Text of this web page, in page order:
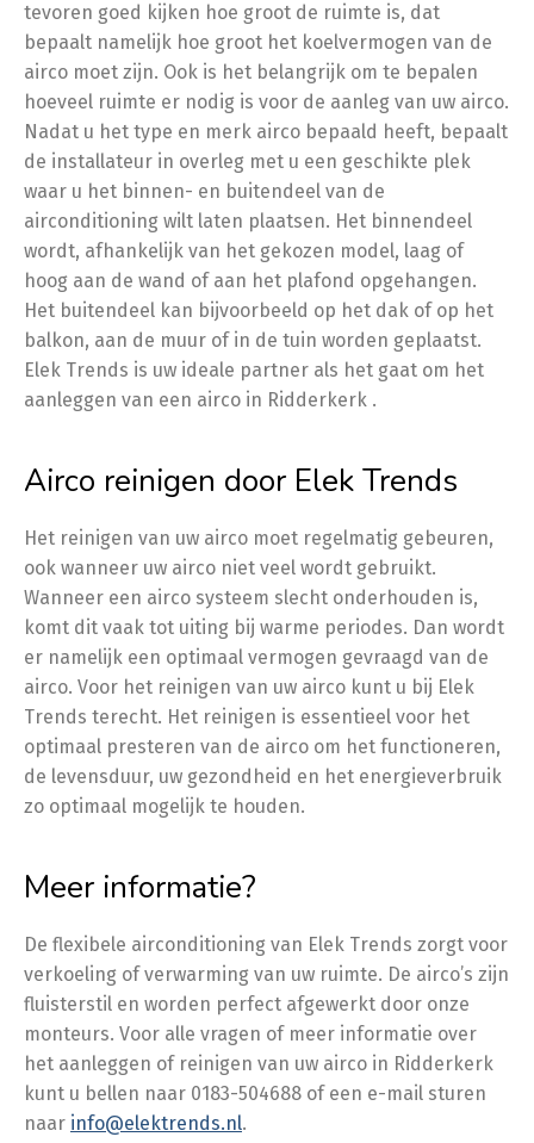
tevoren goed kijken hoe groot de ruimte is, dat
bepaalt namelijk hoe groot het koelvermogen van de
airco moet zijn. Ook is het belangrijk om te bepalen
hoeveel ruimte er nodig is voor de aanleg van uw airco.
Nadat u het type en merk airco bepaald heeft, bepaalt
de installateur in overleg met u een geschikte plek
waar u het binnen- en buitendeel van de
airconditioning wilt laten plaatsen. Het binnendeel
wordt, afhankelijk van het gekozen model, laag of
hoog aan de wand of aan het plafond opgehangen.
Het buitendeel kan bijvoorbeeld op het dak of op het
balkon, aan de muur of in de tuin worden geplaatst.
Elek Trends is uw ideale partner als het gaat om het
aanleggen van een airco in Ridderkerk .
Airco reinigen door Elek Trends
Het reinigen van uw airco moet regelmatig gebeuren,
ook wanneer uw airco niet veel wordt gebruikt.
Wanneer een airco systeem slecht onderhouden is,
komt dit vaak tot uiting bij warme periodes. Dan wordt
er namelijk een optimaal vermogen gevraagd van de
airco. Voor het reinigen van uw airco kunt u bij Elek
Trends terecht. Het reinigen is essentieel voor het
optimaal presteren van de airco om het functioneren,
de levensduur, uw gezondheid en het energieverbruik
zo optimaal mogelijk te houden.
Meer informatie?
De flexibele airconditioning van Elek Trends zorgt voor
verkoeling of verwarming van uw ruimte. De airco’s zijn
fluisterstil en worden perfect afgewerkt door onze
monteurs. Voor alle vragen of meer informatie over
het aanleggen of reinigen van uw airco in Ridderkerk
kunt u bellen naar 0183-504688 of een e-mail sturen
naar info@elektrends.nl.